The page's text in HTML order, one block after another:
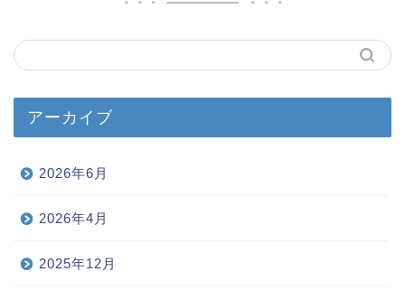
アーカイブ
2026年6月
2026年4月
2025年12月